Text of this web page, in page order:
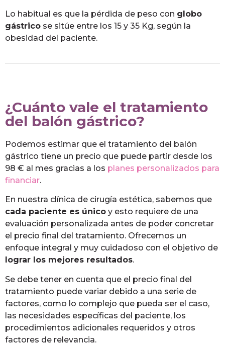
Lo habitual es que la pérdida de peso con globo
gástrico se sitúe entre los 15 y 35 Kg, según la
obesidad del paciente.
¿Cuánto vale el tratamiento
del balón gástrico?
Podemos estimar que el tratamiento del balón
gástrico tiene un precio que puede partir desde los
98 € al mes gracias a los planes personalizados para
financiar.
En nuestra clínica de cirugía estética, sabemos que
cada paciente es único y esto requiere de una
evaluación personalizada antes de poder concretar
el precio final del tratamiento. Ofrecemos un
enfoque integral y muy cuidadoso con el objetivo de
lograr los mejores resultados.
Se debe tener en cuenta que el precio final del
tratamiento puede variar debido a una serie de
factores, como lo complejo que pueda ser el caso,
las necesidades específicas del paciente, los
procedimientos adicionales requeridos y otros
factores de relevancia.